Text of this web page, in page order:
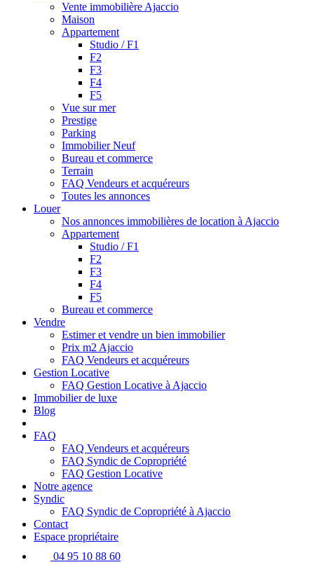
Vente immobilière Ajaccio
Maison
Appartement
Studio / F1
F2
F3
F4
F5
Vue sur mer
Prestige
Parking
Immobilier Neuf
Bureau et commerce
Terrain
FAQ Vendeurs et acquéreurs
Toutes les annonces
Louer
Nos annonces immobilières de location à Ajaccio
Appartement
Studio / F1
F2
F3
F4
F5
Bureau et commerce
Vendre
Estimer et vendre un bien immobilier
Prix m2 Ajaccio
FAQ Vendeurs et acquéreurs
Gestion Locative
FAQ Gestion Locative à Ajaccio
Immobilier de luxe
Blog
FAQ
FAQ Vendeurs et acquéreurs
FAQ Syndic de Copropriété
FAQ Gestion Locative
Notre agence
Syndic
FAQ Syndic de Copropriété à Ajaccio
Contact
Espace propriétaire
04 95 10 88 60